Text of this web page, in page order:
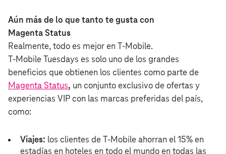
Aún más de lo que tanto te gusta con
Magenta Status
Realmente, todo es mejor en T‑Mobile.
T‑Mobile Tuesdays es solo uno de los grandes
beneficios que obtienen los clientes como parte de
Magenta Status, un conjunto exclusivo de ofertas y
experiencias VIP con las marcas preferidas del país,
como:
Viajes: los clientes de T‑Mobile ahorran el 15% en
estadías en hoteles en todo el mundo en todas las